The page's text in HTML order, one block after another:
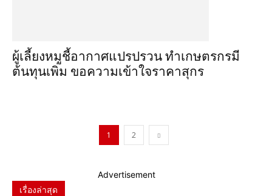
ผู้เลี้ยงหมูชี้อากาศแปรปรวน ทำเกษตรกรมี
ต้นทุนเพิ่ม ขอความเข้าใจราคาสุกร
1 2
Advertisement
เรื่องล่าสุด